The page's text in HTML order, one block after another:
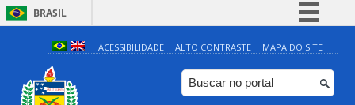
BRASIL
Simplifique!
Comunica BR
Participe
ACESSIBILIDADE ALTO CONTRASTE MAPA DO SITE